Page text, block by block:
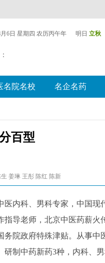
6日 星期四 农历丙午年 明日 立秋
名院名校 名企名药
百型
姜琳 王彤 陈红 陈新
内科、男科专家，中国现
导老师，北京中医药薪火
院政府特殊津贴。从事中
制中药新药3种，内科、